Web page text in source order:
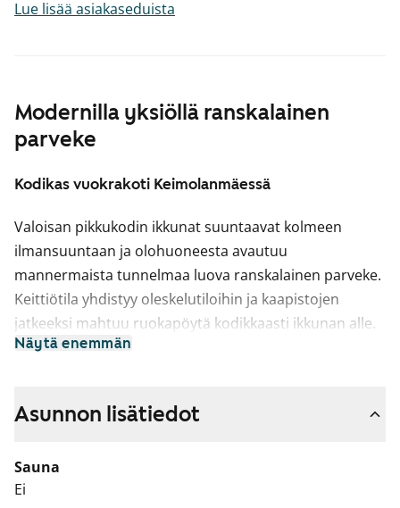
Modernilla yksiöllä ranskalainen
parveke
Kodikas vuokrakoti Keimolanmäessä
Valoisan pikkukodin ikkunat suuntaavat kolmeen
ilmansuuntaan ja olohuoneesta avautuu
mannermaista tunnelmaa luova ranskalainen parveke.
Keittiötila yhdistyy oleskelutiloihin ja kaapistojen
jatkeeksi mahtuu ruokapöytä kodikkaasti ikkunan alle.
Asuintilojen lattiat ovat vaalean harmaata tammea
Keittiön kaapistojen ovet ovat raikkaan valkoiset ja ylä-
punaisella laatalla. Laminaattityötaso on harmaan
tammen sävyinen. Astianpesukone on valmiina.
Näytä enemmän
Lue lisää asiakaseduista
Asunnon lisätiedot
Sauna
Ei